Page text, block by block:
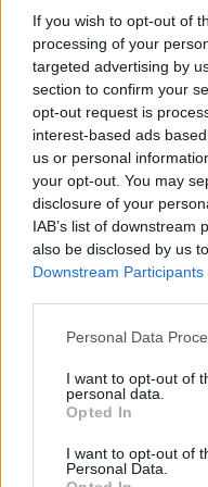
If you wish to opt-out of
processing of your
targeted advertising by
section to confirm your
opt-out request is
interest-based ads
us or personal
your opt-out. You may
disclosure of your
IAB’s list of downstream
also be disclosed by us
Downstream Participants
Personal Data
I want to opt-out of
personal data.
Opted In
I want to opt-out of
Personal Data.
inps
5.618 euro
2025-05-27
Aiuti ai centri di
SMACT s.c.p.a.
13.110 euro
2025-05-08
Colonnine per
Ministero
- DGCEE
4.680 euro
Esonero dal
per nuove assunzioni/
indeterminato nel bienni
5.832 euro